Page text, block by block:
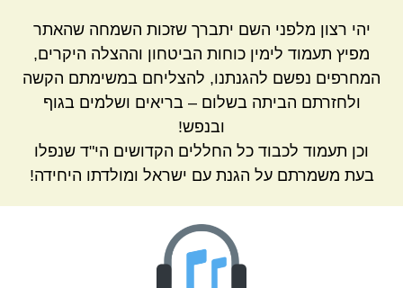
יהי רצון מלפני השם יתברך שזכות השמחה שהאתר
מפיץ תעמוד לימין כוחות הביטחון וההצלה היקרים,
המחרפים נפשם להגנתנו, להצליחם במשימתם הקשה
ולחזרתם הביתה בשלום – בריאים ושלמים בגוף
ובנפש!
וכן תעמוד לכבוד כל החללים הקדושים הי"ד שנפלו
בעת משמרתם על הגנת עם ישראל ומולדתו היחידה!